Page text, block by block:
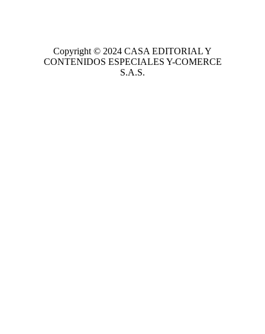
Copyright © 2024 CASA EDITORIALY
CONTENIDOS ESPECIALES Y-COMERCE
S.A.S.